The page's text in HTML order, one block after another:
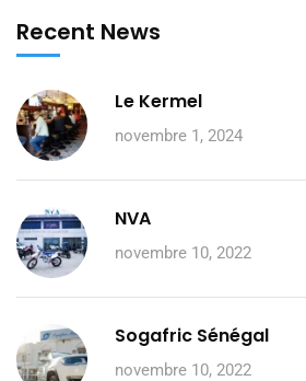
Recent News
Le Kermel
novembre 1, 2024
NVA
novembre 10, 2022
Sogafric Sénégal
novembre 10, 2022